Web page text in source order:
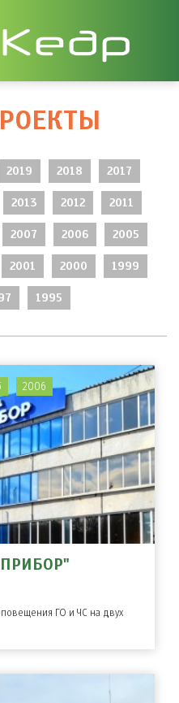
2019 2018 2017
2013 2012 2011
2007 2006 2005
2001 2000 1999
1995
ГО и ЧС на двух
2006